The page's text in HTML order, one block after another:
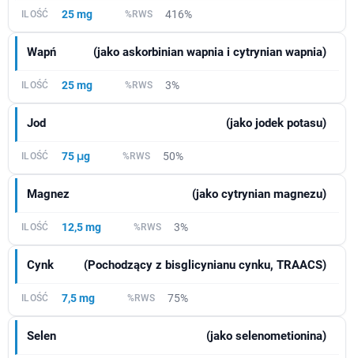
25 mg 416%
Wapń (jako askorbinian wapnia i cytrynian wapnia)
25 mg 3%
Jod (jako jodek potasu)
75 μg 50%
Magnez (jako cytrynian magnezu)
12,5 mg 3%
Cynk (Pochodzący z bisglicynianu cynku, TRAACS)
7,5 mg 75%
Selen (jako selenometionina)